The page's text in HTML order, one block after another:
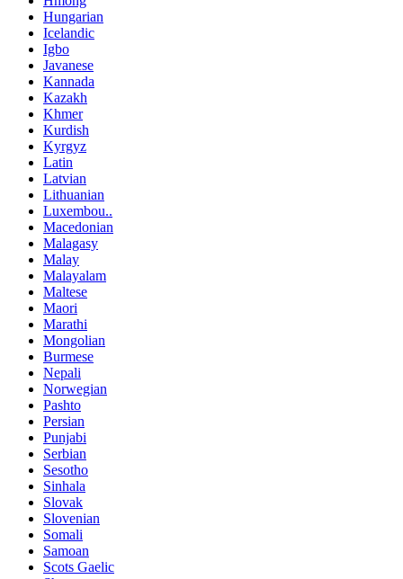
Hungarian
Icelandic
Igbo
Javanese
Kannada
Kazakh
Khmer
Kurdish
Kyrgyz
Latin
Latvian
Lithuanian
Luxembou..
Macedonian
Malagasy
Malay
Malayalam
Maltese
Maori
Marathi
Mongolian
Burmese
Nepali
Norwegian
Pashto
Persian
Punjabi
Serbian
Sesotho
Sinhala
Slovak
Slovenian
Somali
Samoan
Scots Gaelic